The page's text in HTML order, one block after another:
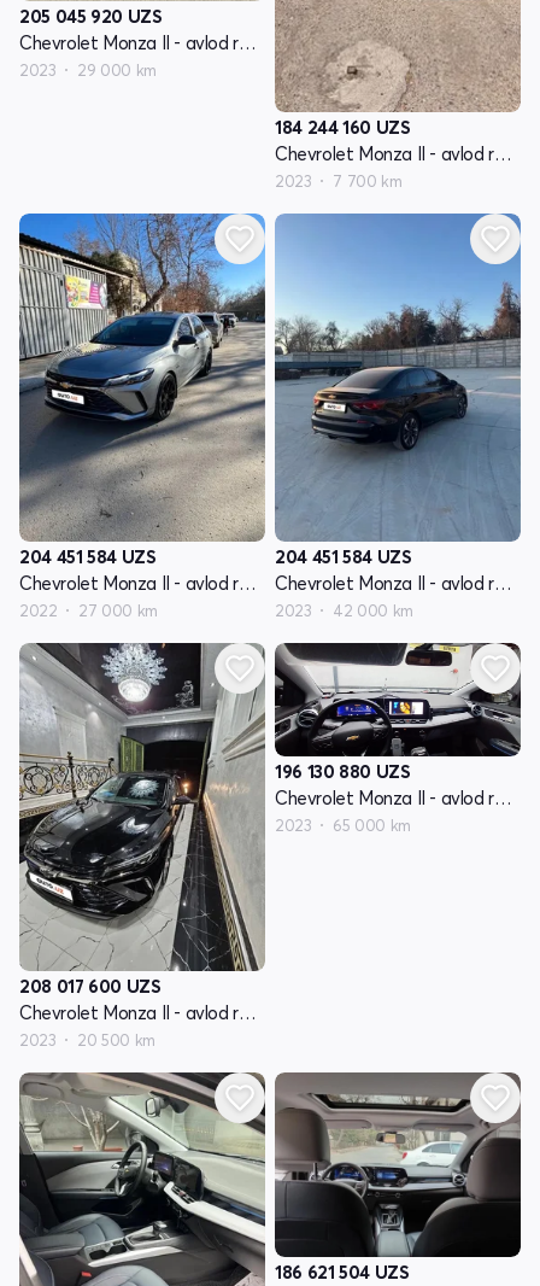
205 045 920 UZS
Chevrolet Monza II - avlod restyling
2023 29 000 km
184 244 160 UZS
Chevrolet Monza II - avlod restyling
2023 7 700 km
204 451 584 UZS
Chevrolet Monza II - avlod restyling
2022 27 000 km
204 451 584 UZS
Chevrolet Monza II - avlod restyling
2023 42 000 km
208 017 600 UZS
Chevrolet Monza II - avlod restyling
2023 20 500 km
196 130 880 UZS
Chevrolet Monza II - avlod restyling
2023 65 000 km
186 621 504 UZS